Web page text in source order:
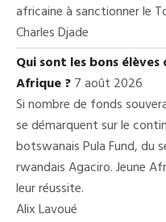
africaine à sanctionner le
Charles Djade
Qui sont les bons
Afrique ?7 août 2026
Si nombre de fonds
se démarquent sur le
botswanais Pula Fund, du
rwandais Agaciro. Jeune
leur réussite.
Alix Lavoué